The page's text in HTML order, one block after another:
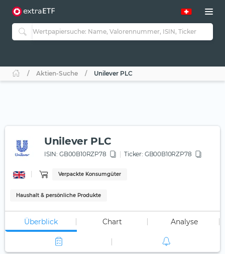
Aktien-Suche Unilever PLC
Unilever PLC
ISIN: GB00B10RZP78 Ticker: GB00B10RZP78
Verpackte Konsumgüter
Haushalt & persönliche Produkte
Überblick Chart Analyse